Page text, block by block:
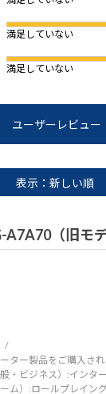
満足していない
満足していない
ユーザーレビュー
表示：新しい順
（旧モ
ター製品をご購入さ
・ビジネス）:インタ
ム）:ロールプレイン